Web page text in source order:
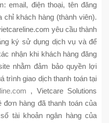
email, điện thoại, tên đăng
chỉ khách hàng (thành viên).
yêu cầu thành
ký sử dụng dịch vụ và để
nhận khi khách hàng đăng
nhằm đảm bảo quyền lợi
trình giao dịch thanh toán tại
, Vietcare Solutions
hàng đã thanh toán của
tài khoản ngân hàng của